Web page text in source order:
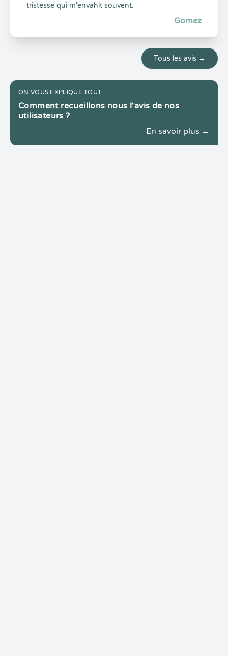
tristesse qui m'envahit souvent.
Gomez
Tous les avis →
ON VOUS EXPLIQUE TOUT
Comment recueillons nous l'avis de nos
utilisateurs ?
En savoir plus →